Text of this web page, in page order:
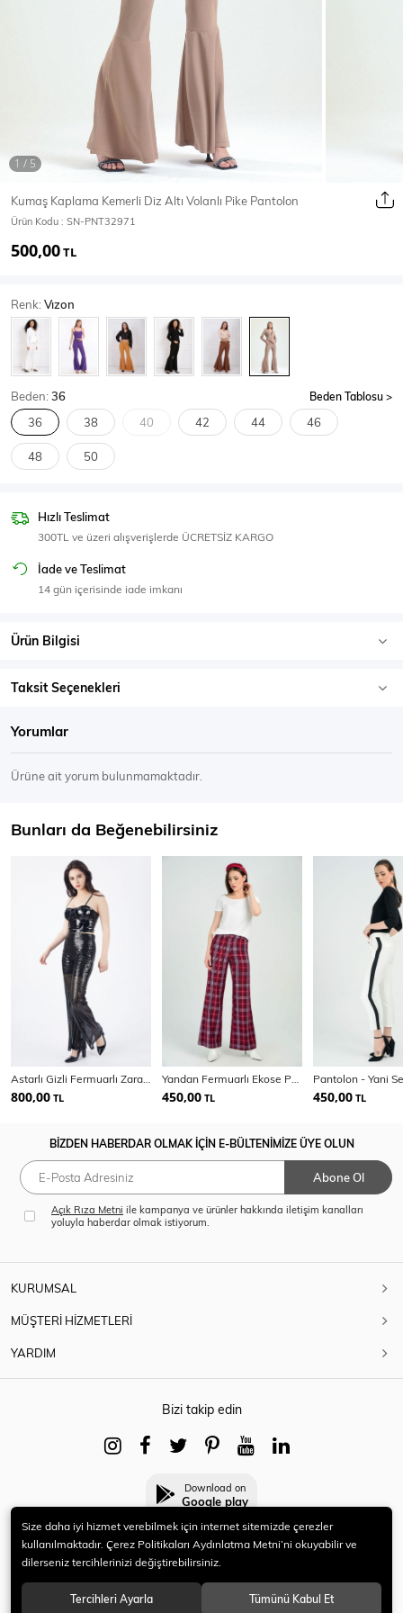
Mont & Kaban
T-Shirt
Body Atlet Crop & Büstiyer
SPOR GİYİM
Eşofman Üstü
Kumaş Kaplama Kemerli Diz Altı Volanlı Pike Pantolon
Ürün Kodu : SN-PNT32971
500,00TL
Renk:Vızon
Beden:36 Beden Tablosu
36 38 40 42 44 46
48 50
Hızlı Teslimat
300TL ve üzeri alışverişlerde ÜCRETSİZ KARGO
İade ve Teslimat
14 gün içerisinde iade imkanı
Ürün Bilgisi
Taksit Seçenekleri
Yorumlar
Ürüne ait yorum bulunmamaktadır.
Bunları da Beğenebilirsiniz
800,00 TL 450,00 TL 450,00 TL
BİZDEN HABERDAR OLMAK İÇİN E-BÜLTENİMİZE ÜYE OLUN
Abone Ol
Açık Rıza Metni ile kampanya ve ürünler hakkında iletişim kanalları
yoluyla haberdar olmak istiyorum.
KURUMSAL
MÜŞTERİ HİZMETLERİ
YARDIM
Bizi takip edin
Download on
Google play
© 2021 HERYENİ. Tüm hakları saklıdır.
Size daha iyi hizmet verebilmek için internet sitemizde çerezler
kullanılmaktadır. Çerez Politikaları Aydınlatma Metni’ni okuyabilir ve
dilerseniz tercihlerinizi değiştirebilirsiniz.
Tercihleri Ayarla Tümünü Kabul Et